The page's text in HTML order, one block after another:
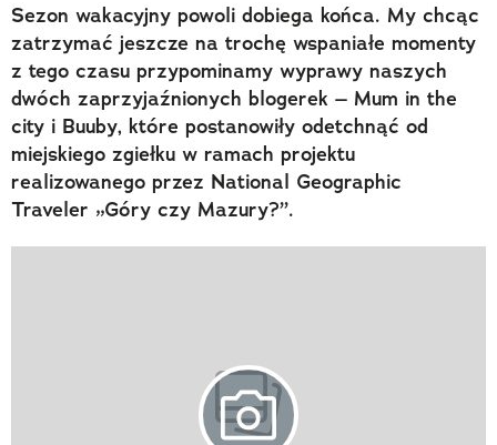
Sezon wakacyjny powoli dobiega końca. My chcąc
zatrzymać jeszcze na trochę wspaniałe momenty
z tego czasu przypominamy wyprawy naszych
dwóch zaprzyjaźnionych blogerek – Mum in the
city i Buuby, które postanowiły odetchnąć od
miejskiego zgiełku w ramach projektu
realizowanego przez National Geographic
Traveler „Góry czy Mazury?”.